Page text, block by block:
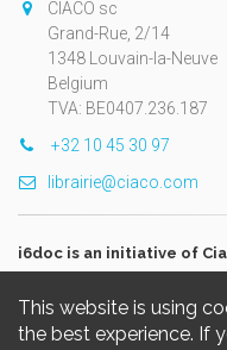
This website is using
the best experience. If
CIACO sc
Grand-Rue, 2/14
1348 Louvain-la-Neuve
Belgium
TVA: BE0407.236.187
+32 10 45 30 97
librairie@ciaco.com
i6doc is an initiative of